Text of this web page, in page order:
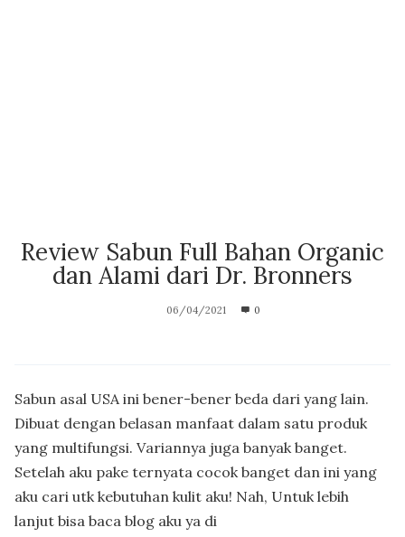
Review Sabun Full Bahan Organic
dan Alami dari Dr. Bronners
06/04/2021 0
Sabun asal USA ini bener-bener beda dari yang lain.
Dibuat dengan belasan manfaat dalam satu produk
yang multifungsi. Variannya juga banyak banget.
Setelah aku pake ternyata cocok banget dan ini yang
aku cari utk kebutuhan kulit aku! Nah, Untuk lebih
lanjut bisa baca blog aku ya di